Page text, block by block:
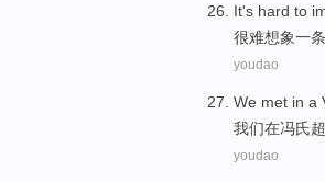
It's hard to
很难想象一条
youdao
We met in a
我们在冯氏
youdao